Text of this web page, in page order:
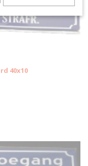
40x10